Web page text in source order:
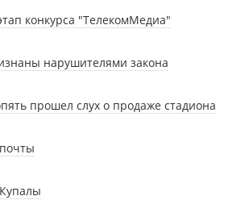
конкурса "ТелекомМедиа"
нарушителями закона
прошел слух о продаже стадиона